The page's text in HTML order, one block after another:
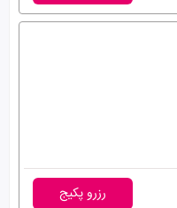
رزرو پکیج